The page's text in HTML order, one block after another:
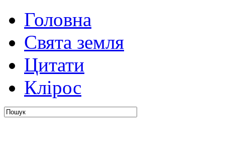
автоГоловна
Свята земля
Цитати
Клірос